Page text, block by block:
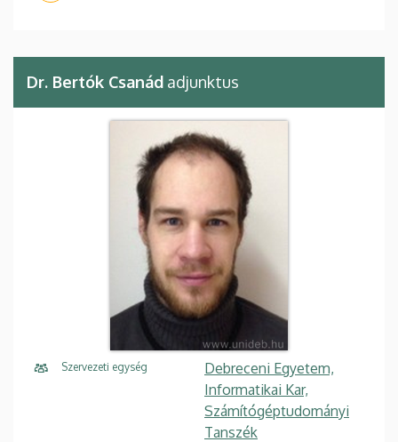
Dr. Bertók Csanád adjunktus
Szervezeti egység
Debreceni Egyetem,
Informatikai Kar,
Számítógéptudományi
Tanszék